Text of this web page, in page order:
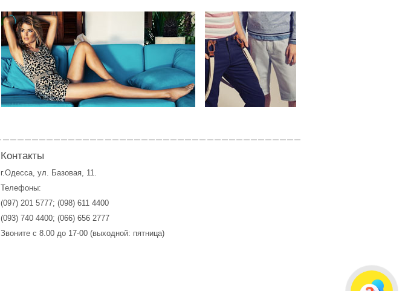
Контакты
г.Одесса, ул. Базовая, 11.
Телефоны:
(097) 201 5777; (098) 611 4400
(093) 740 4400; (066) 656 2777
Звоните с 8.00 до 17-00 (выходной: пятница)